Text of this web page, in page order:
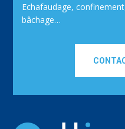
Echafaudage,
bâchage…